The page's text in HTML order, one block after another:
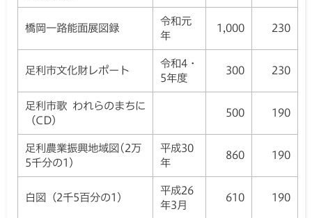
橋岡一路能面展図録
令和元
年
1,000 230
足利市文化財レポート
令和4・
5年度
300 230
足利市歌 われらのまちに
（CD）
500 190
足利農業振興地域図(2万
5千分の1)
平成30
年
860 190
白図（2千5百分の1）
平成26
年3月
610 190